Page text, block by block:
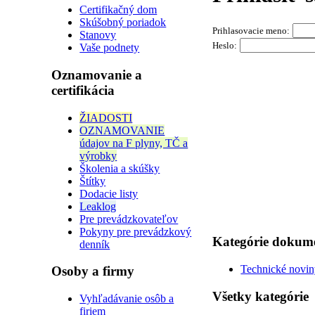
Certifikačný dom
Skúšobný poriadok
Stanovy
Vaše podnety
Oznamovanie a
certifikácia
ŽIADOSTI
OZNAMOVANIE
údajov na F plyny, TČ a
výrobky
Školenia a skúšky
Štítky
Dodacie listy
Leaklog
Pre prevádzkovateľov
Pokyny pre prevádzkový
denník
Osoby a firmy
Vyhľadávanie osôb a
firiem
Prihlasovacie meno:
Heslo:
Kategórie
Technické
Všetky kategórie